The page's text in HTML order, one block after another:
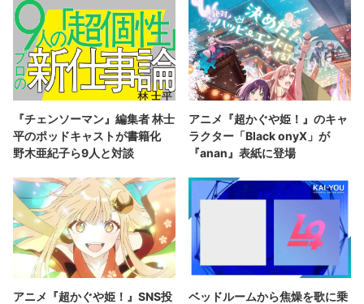
『チェンソーマン』編集者 林士
平のポッドキャストが書籍化
野木亜紀子ら9人と対談
アニメ『超かぐや姫！』のキャ
ラクター「Black onyX」が
『anan』表紙に登場
アニメ『超かぐや姫！』SNS投
ベッドルームから焦燥を歌に乗